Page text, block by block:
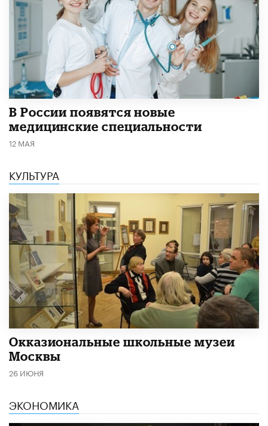
В России появятся новые
медицинские специальности
12 МАЯ
КУЛЬТУРА
​Окказиональные школьные музеи
Москвы
26 ИЮНЯ
ЭКОНОМИКА